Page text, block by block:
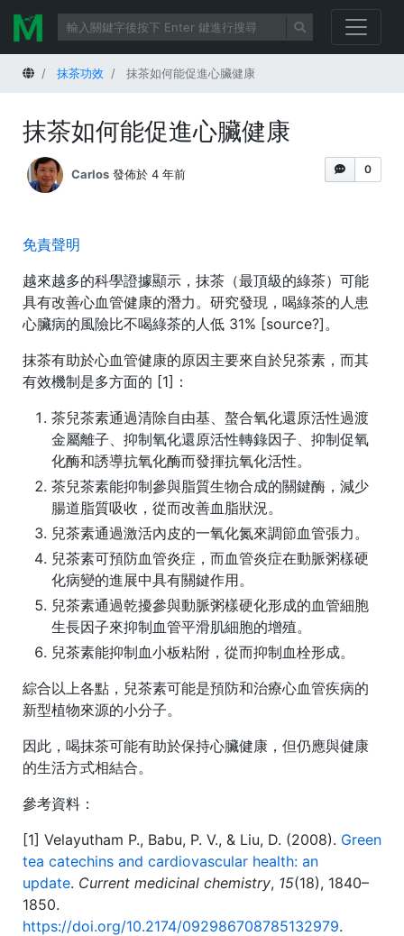
首頁 抹茶功效 抹茶如何能促進心臟健康
抹茶如何能促進心臟健康
0
Carlos 發佈於 4 年前
免責聲明
越來越多的科學證據顯示，抹茶（最頂級的綠茶）可能
具有改善心血管健康的潛力。研究發現，喝綠茶的人患
心臟病的風險比不喝綠茶的人低 31% [source?]。
抹茶有助於心血管健康的原因主要來自於兒茶素，而其
有效機制是多方面的 [1]：
茶兒茶素通過清除自由基、螯合氧化還原活性過渡
金屬離子、抑制氧化還原活性轉錄因子、抑制促氧
化酶和誘導抗氧化酶而發揮抗氧化活性。
茶兒茶素能抑制參與脂質生物合成的關鍵酶，減少
腸道脂質吸收，從而改善血脂狀況。
兒茶素通過激活內皮的一氧化氮來調節血管張力。
兒茶素可預防血管炎症，而血管炎症在動脈粥樣硬
化病變的進展中具有關鍵作用。
兒茶素通過乾擾參與動脈粥樣硬化形成的血管細胞
生長因子來抑制血管平滑肌細胞的增殖。
兒茶素能抑制血小板粘附，從而抑制血栓形成。
綜合以上各點，兒茶素可能是預防和治療心血管疾病的
新型植物來源的小分子。
因此， 喝抹茶可能有助於保持心臟健康，但仍應與健康
的生活方式相結合。
參考資料：
[1] Velayutham P., Babu, P. V., & Liu, D. (2008). Green
tea catechins and cardiovascular health: an
update. Current medicinal chemistry, 15(18), 1840–
1850.
https://doi.org/10.2174/092986708785132979.